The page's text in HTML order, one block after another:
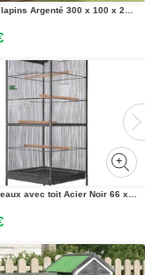
Cage pour lapins Argenté 300 x 100 x 210 cm Acier galvanisé
Cage à oiseaux avec toit Acier Noir 66 x 66 x 155 cm